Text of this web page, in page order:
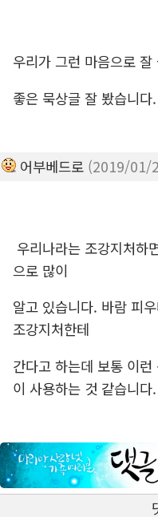
우리가 그런 마음으로
좋은 묵상글 잘 봤습니다
어부베드로 (2019/01/
우리나라는 조강지처하
으로 많이
알고 있습니다. 바람 피
조강지처한테
간다고 하는데 보통 이
이 사용하는 것 같습니다.